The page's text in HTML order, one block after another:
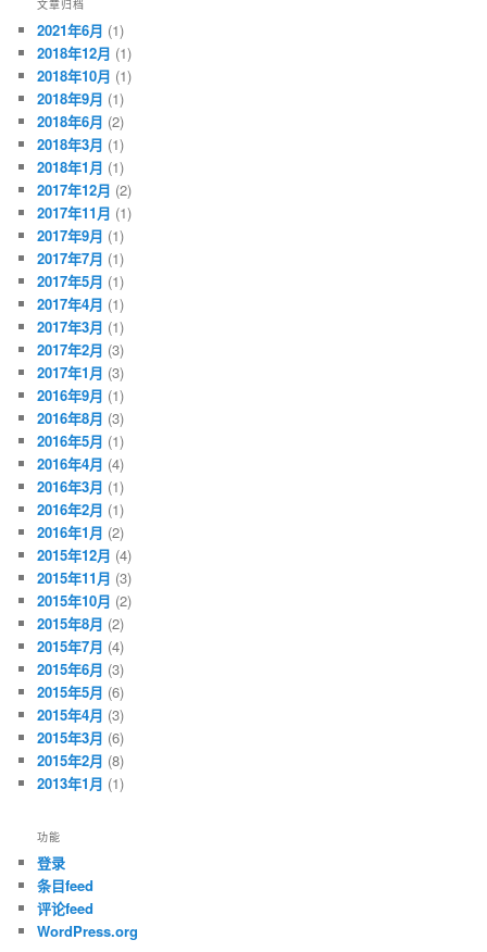
文章归档
2021年6月 (1)
2018年12月 (1)
2018年10月 (1)
2018年9月 (1)
2018年6月 (2)
2018年3月 (1)
2018年1月 (1)
2017年12月 (2)
2017年11月 (1)
2017年9月 (1)
2017年7月 (1)
2017年5月 (1)
2017年4月 (1)
2017年3月 (1)
2017年2月 (3)
2017年1月 (3)
2016年9月 (1)
2016年8月 (3)
2016年5月 (1)
2016年4月 (4)
2016年3月 (1)
2016年2月 (1)
2016年1月 (2)
2015年12月 (4)
2015年11月 (3)
2015年10月 (2)
2015年8月 (2)
2015年7月 (4)
2015年6月 (3)
2015年5月 (6)
2015年4月 (3)
2015年3月 (6)
2015年2月 (8)
2013年1月 (1)
功能
登录
条目feed
评论feed
WordPress.org